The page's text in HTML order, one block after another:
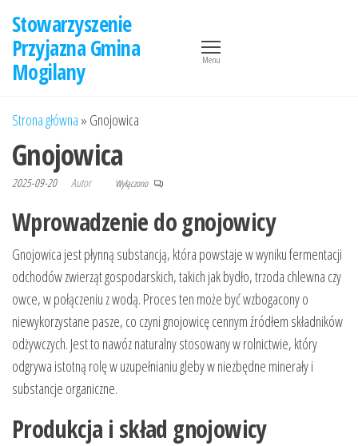
treści
Stowarzyszenie
Przyjazna Gmina
Mogilany
Menu
Strona główna » Gnojowica
Gnojowica
2025-09-20 Autor Wyłączono
Wprowadzenie do gnojowicy
Gnojowica jest płynną substancją, która powstaje w wyniku fermentacji
odchodów zwierząt gospodarskich, takich jak bydło, trzoda chlewna czy
owce, w połączeniu z wodą. Proces ten może być wzbogacony o
niewykorzystane pasze, co czyni gnojowicę cennym źródłem składników
odżywczych. Jest to nawóz naturalny stosowany w rolnictwie, który
odgrywa istotną rolę w uzupełnianiu gleby w niezbędne minerały i
substancje organiczne.
Produkcja i skład gnojowicy